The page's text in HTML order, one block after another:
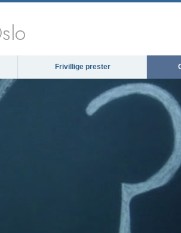
Frivillige prester